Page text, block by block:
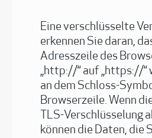
Eine verschlüsselte
erkennen Sie daran,
Adresszeile des
„http://“ auf „https://“
an dem Schloss-
Browserzeile. Wenn
TLS-Verschlüsselung
können die Daten, die